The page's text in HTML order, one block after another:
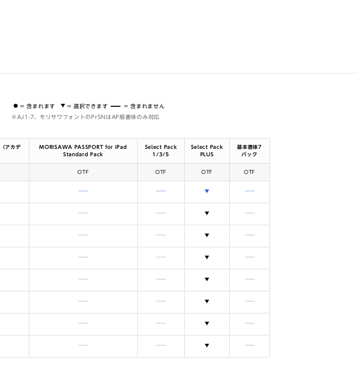
= 含まれます = 選択できます
= 含まれません
※AJ1-7、モリサワフォントのPr5NはAP版書体のみ対応
アカデ
MORISAWA PASSPORT for iPad
Standard Pack
Select Pack
1/3/5
Select Pack
PLUS
基本書体7
パック
OTF OTF OTF OTF
含まれません 含まれません
含まれません 含まれません
含まれません 含まれません
含まれません 含まれません
含まれません 含まれません
含まれません 含まれません
含まれません 含まれません
含まれません 含まれません